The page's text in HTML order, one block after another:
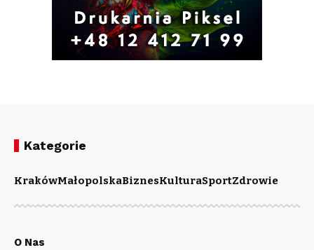
Kategorie
KrakówMałopolskaBiznesKulturaSportZdrowie
O Nas